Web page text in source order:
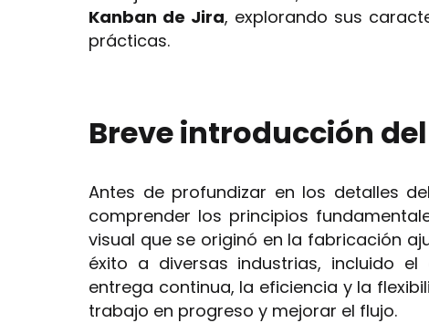
Kanban de Jira, explorando sus
prácticas.
Breve introducción
Antes de profundizar en los detalles
comprender los principios
visual que se originó en la fabricación
éxito a diversas industrias, incluido
entrega continua, la eficiencia y la
trabajo en progreso y mejorar el flujo.